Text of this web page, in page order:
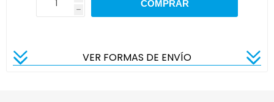
h
VER FORMAS DE ENVÍO